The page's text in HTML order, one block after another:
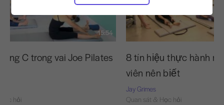
15:54
C trong vai Joe Pilates
hỏi
8 tín hiệu thực hành
viên nên biết
Jay Grimes
Quan sát & Học hỏi